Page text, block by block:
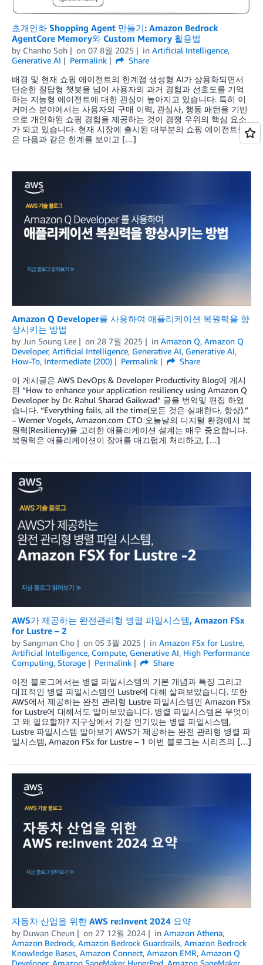
초개인화 Shopping Agent 만들기: Amazon Bedrock
AgentCore Memory와 Custom Memory 활용법
by Chanho Soh on 07 8월 2025 in Artificial Intelligence,
Generative AI
Permalink
Share
배경 및 현재 쇼핑 에이전트의 한계점 생성형 AI가 상용화되면서
단순한 질답형 챗봇을 넘어 사용자의 과거 경험과 선호도를 기억
하는 지능형 에이전트에 대한 관심이 높아지고 있습니다. 특히 이
커머스 분야에서는 사용자의 구매 이력, 관심사, 행동 패턴을 기반
으로 개인화된 쇼핑 경험을 제공하는 것이 경쟁 우위의 핵심 요소
가 되고 있습니다. 현재 시장에 출시된 대부분의 쇼핑 에이전트들
은 다음과 같은 한계를 보이고 […]
Amazon Q Developer를 사용하여 애플리케이션 복원력을 향
상시키는 방법
by Jun Soung Lee on 28 7월 2025 in Amazon Q, Amazon Q
Developer, Artificial Intelligence, Generative AI, Generative AI,
How-To, Intermediate (200) Permalink
Share
이 게시글은 AWS DevOps & Developer Productivity Blog에 게시
된 “How to enhance your application resiliency using Amazon Q
Developer by Dr. Rahul Sharad Gaikwad” 글을 번역및 편집 하였
습니다. “Everything fails, all the time(모든 것은 실패한다, 항상).”
– Werner Vogels, Amazon.com CTO 오늘날의 디지털 환경에서 복
원력(Resiliency)을 고려한 애플리케이션 설계는 매우 중요합니다.
복원력은 애플리케이션이 장애를 매끄럽게 처리하고, […]
AWS가 제공하는 완전관리형 병렬 파일시스템, Amazon FSx
for Lustre – 2
by Sangman Cho on 05 3월 2025 in Amazon FSx for Lustre,
Artificial Intelligence, Compute, Generative AI, High Performance
Computing, Storage Permalink
Share
이전 블로그에서는 병렬 파일시스템의 기본 개념과 특징 그리고
대표적인 병렬 파일시스템인 Lustre에 대해 살펴보았습니다. 또한
AWS에서 제공하는 완전 관리형 Lustre 파일시스템인 Amazon FSx
for Lustre에 대해서도 알아보았습니다. 병렬 파일시스템은 무엇이
고 왜 필요할까? 지구상에서 가장 인기있는 병렬 파일시스템,
Lustre 파일시스템 알아보기 AWS가 제공하는 완전 관리형 병렬 파
일시스템, Amazon FSx for Lustre – 1 이번 블로그는 시리즈의 […]
자동차 산업을 위한 AWS re:Invent 2024 요약
by Duwan Cheun on 27 12월 2024 in Amazon Athena,
Amazon Bedrock, Amazon Bedrock Guardrails, Amazon Bedrock
Knowledge Bases, Amazon Connect, Amazon EMR, Amazon Q
Developer, Amazon SageMaker HyperPod, Amazon SageMaker